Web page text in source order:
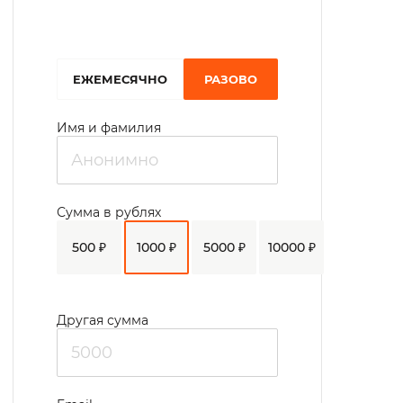
свежую прессу, занимаются творчеством,
EЖЕМЕСЯЧНО РАЗОВО
Имя и фамилия
500 ₽ 1000 ₽ 5000 ₽ 10000 ₽
Сумма в рублях
Другая сумма